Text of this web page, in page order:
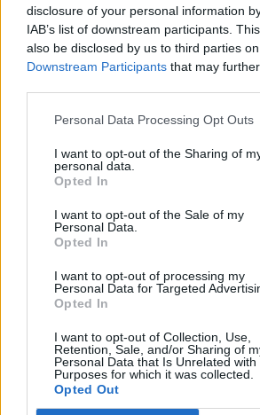
disclosure of your personal information
IAB’s list of downstream participants.
also be disclosed by us to third parties
Downstream Participants that may
Personal Data Processing Opt Outs
I want to opt-out of the Sharing of
personal data.
Opted In
I want to opt-out of the Sale of my
Personal Data.
Opted In
I want to opt-out of processing my
Personal Data for Targeted
Opted In
I want to opt-out of Collection, Use,
Retention, Sale, and/or Sharing of
Personal Data that Is Unrelated with
Purposes for which it was collected.
Opted Out
Queen SOS: Πώς
μπορώ να φορέσω το
την άνοιξη;